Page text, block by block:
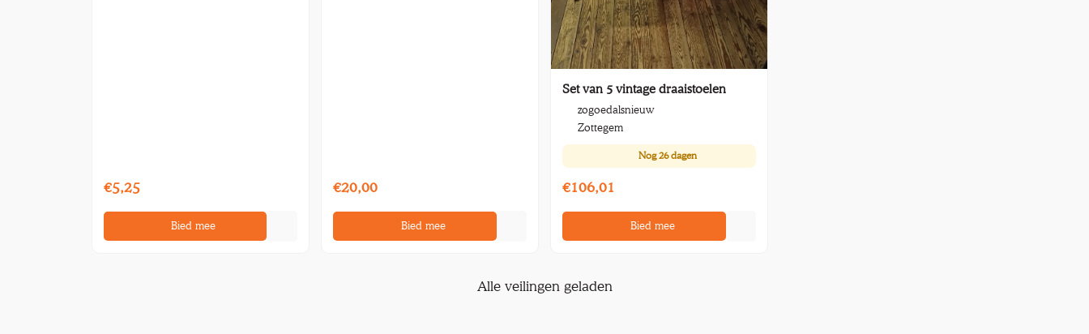
€5,25
Bied mee
€20,00
Bied mee
Set van 5 vintage draaistoelen
zogoedalsnieuw
Zottegem
Nog26 dagen
€106,01
Bied mee
Alle veilingen geladen